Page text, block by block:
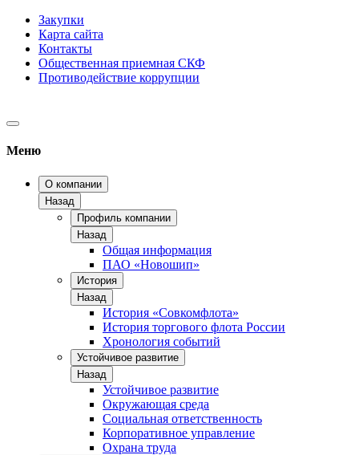
Закупки
Карта сайта
Контакты
Общественная приемная СКФ
Противодействие коррупции
Меню
О компании
Назад
Профиль компании
Назад
Общая информация
ПАО «Новошип»
История
Назад
История «Совкомфлота»
История торгового флота России
Хронология событий
Устойчивое развитие
Назад
Устойчивое развитие
Окружающая среда
Социальная ответственность
Корпоративное управление
Охрана труда